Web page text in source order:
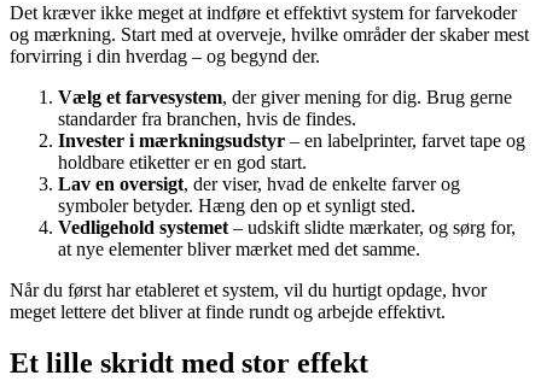
Det kræver ikke meget at indføre et effektivt system for farvekoder
og mærkning. Start med at overveje, hvilke områder der skaber mest
forvirring i din hverdag – og begynd der.
Vælg et farvesystem, der giver mening for dig. Brug gerne
standarder fra branchen, hvis de findes.
Invester i mærkningsudstyr – en labelprinter, farvet tape og
holdbare etiketter er en god start.
Lav en oversigt, der viser, hvad de enkelte farver og
symboler betyder. Hæng den op et synligt sted.
Vedligehold systemet – udskift slidte mærkater, og sørg for,
at nye elementer bliver mærket med det samme.
Når du først har etableret et system, vil du hurtigt opdage, hvor
meget lettere det bliver at finde rundt og arbejde effektivt.
Et lille skridt med stor effekt